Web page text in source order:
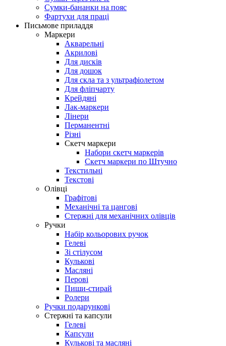
Сумки-бананки на пояс
Фартухи для праці
Письмове приладдя
Маркери
Акварельні
Акрилові
Для дисків
Для дошок
Для скла та з ультрафіолетом
Для фліпчарту
Крейдяні
Лак-маркери
Лінери
Перманентні
Різні
Скетч маркери
Набори скетч маркерів
Скетч маркери по Штучно
Текстильні
Текстові
Олівці
Графітові
Механічні та цангові
Стержні для механічних олівців
Ручки
Набір кольорових ручок
Гелеві
Зі стілусом
Кулькові
Масляні
Перові
Пиши-стирай
Ролери
Ручки подарункові
Стержні та капсули
Гелеві
Капсули
Кулькові та масляні